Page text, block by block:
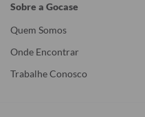
Sobre a Gocase
Quem Somos
Onde Encontrar
Trabalhe Conosco